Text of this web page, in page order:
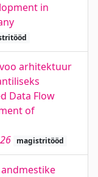
in
arhitektuur
Data Flow
of
magistritööd